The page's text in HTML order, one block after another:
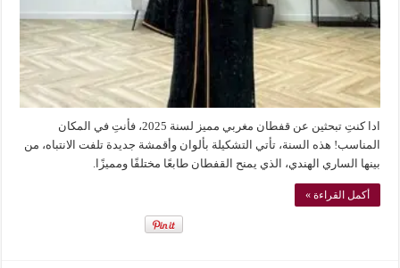
ادا كنتِ تبحثين عن قفطان مغربي مميز لسنة 2025، فأنتِ في المكان
المناسب! هذه السنة، تأتي التشكيلة بألوان وأقمشة جديدة تلفت الانتباه، من
بينها الساري الهندي، الذي يمنح القفطان طابعًا مختلفًا ومميزًا.
أكمل القراءة »